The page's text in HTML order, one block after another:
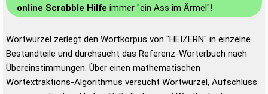
online Scrabble Hilfe immer "ein Ass im Ärmel"!
Wortwurzel zerlegt den Wortkorpus von "HEIZERN" in einzelne
Bestandteile und durchsucht das Referenz-Wörterbuch nach
Übereinstimmungen. Über einen mathematischen
Wortextraktions-Algorithmus versucht Wortwurzel, Aufschluss